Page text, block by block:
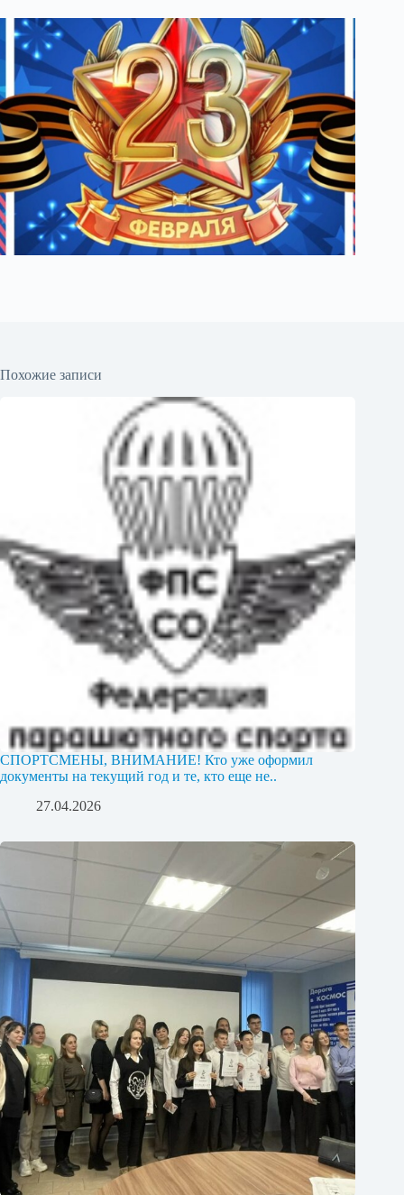
Похожие записи
СПОРТСМЕНЫ, ВНИМАНИЕ! Кто уже оформил
документы на текущий год и те, кто еще не..
27.04.2026